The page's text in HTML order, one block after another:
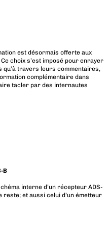
est désormais offerte aux
choix s’est imposé pour enrayer
qu’à travers leurs commentaires,
complémentaire dans
tacler par des internautes
B
interne d’un récepteur ADS-
reste; et aussi celui d’un émetteur